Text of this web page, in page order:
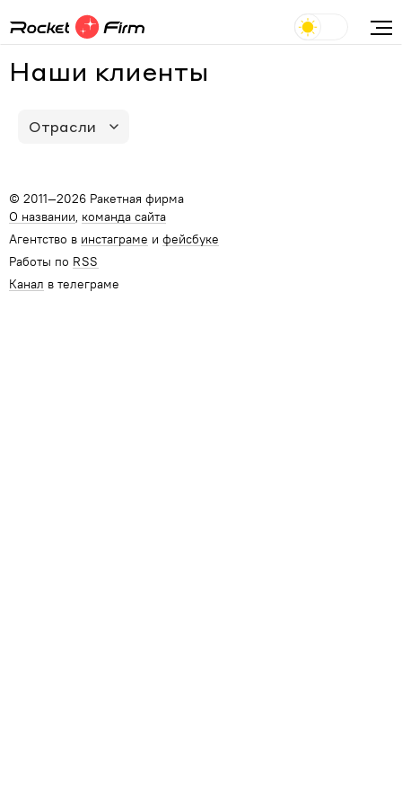
Наши клиенты
Отрасли
© 2011—2026 Ракетная фирма
О названии команда сайта
Агентство в инстаграме и фейсбуке
Работы по RSS
Канал в телеграме